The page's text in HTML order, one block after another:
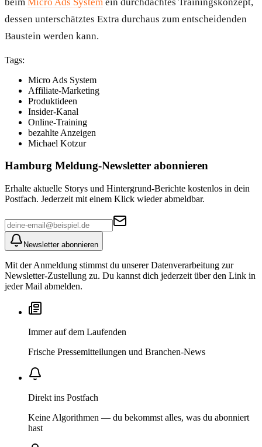
dessen unterschätztes Extra durchaus zum entscheidenden
Baustein werden kann.
Tags:
Micro Ads System
Affiliate-Marketing
Produktideen
Insider-Kanal
Online-Training
bezahlte Anzeigen
Michael Kotzur
Hamburg Meldung-Newsletter abonnieren
Erhalte aktuelle Storys und Hintergrund-Berichte kostenlos in dein
Postfach. Jederzeit mit einem Klick wieder abmeldbar.
Newsletter abonnieren
Mit der Anmeldung stimmst du unserer Datenverarbeitung zur
Newsletter-Zustellung zu. Du kannst dich jederzeit über den Link in
jeder Mail abmelden.
Immer auf dem Laufenden
Frische Pressemitteilungen und Branchen-News
Direkt ins Postfach
Keine Algorithmen — du bekommst alles, was du abonniert
hast